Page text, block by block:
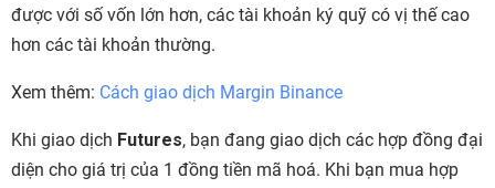
được với số vốn lớn hơn, các tài khoản ký quỹ có vị thế cao
hơn các tài khoản thường.
Xem thêm: Cách giao dịch Margin Binance
Khi giao dịch Futures, bạn đang giao dịch các hợp đồng đại
diện cho giá trị của 1 đồng tiền mã hoá. Khi bạn mua hợp